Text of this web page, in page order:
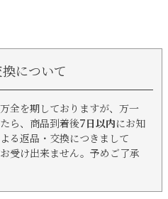
について
全を期しておりますが、万一
ら、商品到着後7日以内にお知
る返品・交換につきまして
受け出来ません。予めご了承